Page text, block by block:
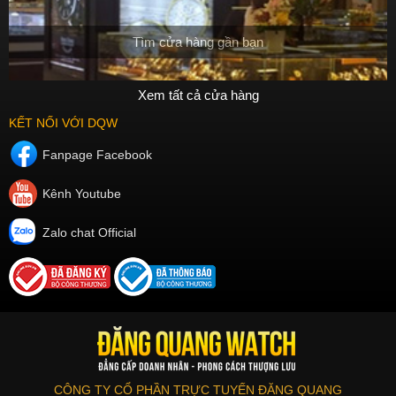
Tìm cửa hàng gần bạn
Xem tất cả cửa hàng
KẾT NỐI VỚI DQW
Fanpage Facebook
Kênh Youtube
Zalo chat Official
CÔNG TY CỔ PHẦN TRỰC TUYẾN ĐĂNG QUANG